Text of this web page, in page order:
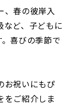
、春の彼岸入
など、子どもに
喜びの季節で
お祝いにもぴ
をご紹介しま